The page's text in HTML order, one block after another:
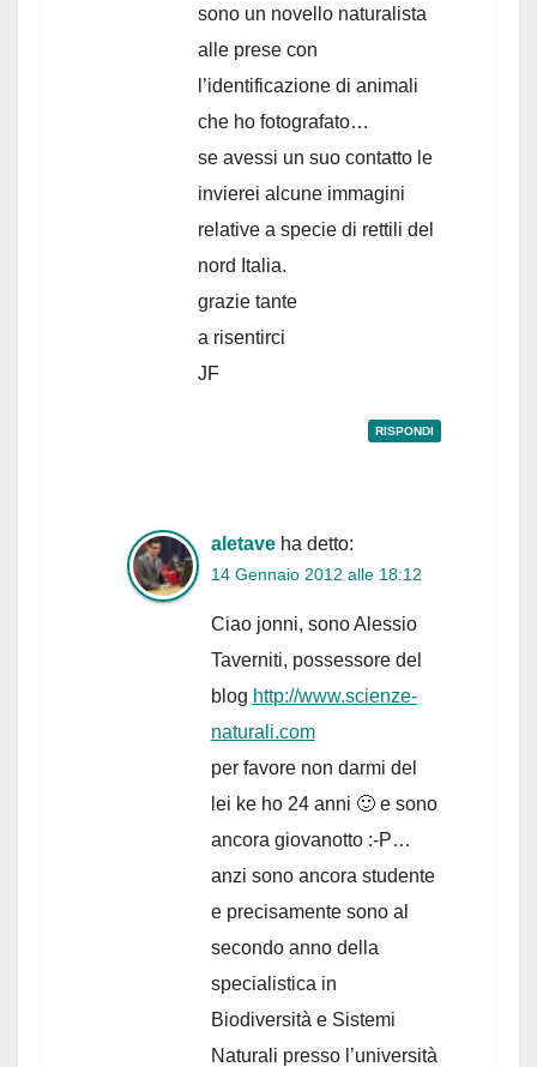
sono un novello naturalista
alle prese con
l’identificazione di animali
che ho fotografato…
se avessi un suo contatto le
invierei alcune immagini
relative a specie di rettili del
nord Italia.
grazie tante
a risentirci
JF
RISPONDI
aletave ha detto:
14 Gennaio 2012 alle 18:12
Ciao jonni, sono Alessio
Taverniti, possessore del
blog http://www.scienze-
naturali.com
per favore non darmi del
lei ke ho 24 anni 🙂 e sono
ancora giovanotto :-P…
anzi sono ancora studente
e precisamente sono al
secondo anno della
specialistica in
Biodiversità e Sistemi
Naturali presso l’università